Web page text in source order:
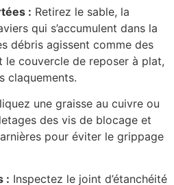
: Retirez le sable, la
qui s’accumulent dans la
débris agissent comme des
le couvercle de reposer à plat,
claquements.
une graisse au cuivre ou
des vis de blocage et
pour éviter le grippage
: Inspectez le joint d’étanchéité